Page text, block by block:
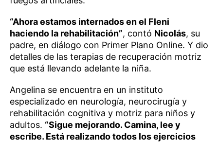
“Ahora estamos internados en el Fleni
haciendo la rehabilitación”, contó Nicolás, su
padre, en diálogo con Primer Plano Online. Y dio
detalles de las terapias de recuperación motriz
que está llevando adelante la niña.
Angelina se encuentra en un instituto
especializado en neurología, neurocirugía y
rehabilitación cognitiva y motriz para niños y
adultos. “Sigue mejorando. Camina, lee y
escribe. Está realizando todos los ejercicios